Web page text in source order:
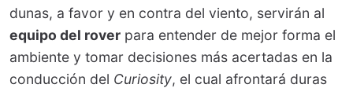
dunas, a favor y en contra del viento, servirán al
equipo del rover para entender de mejor forma el
ambiente y tomar decisiones más acertadas en la
conducción del Curiosity, el cual afrontará duras